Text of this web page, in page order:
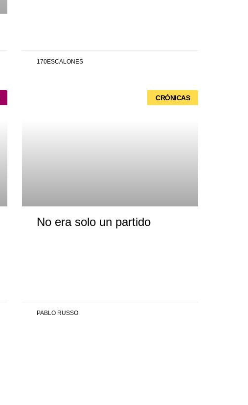
170ESCALONES
CRÓNICAS
No era solo un partido
PABLO RUSSO